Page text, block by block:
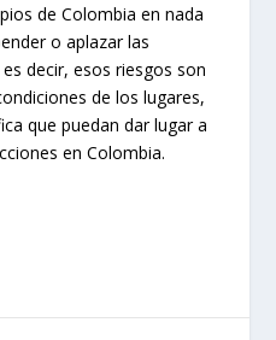
de Colombia en nada
o aplazar las
decir, esos riesgos son
de los lugares,
que puedan dar lugar a
en Colombia.